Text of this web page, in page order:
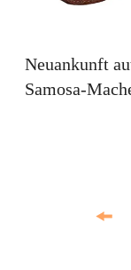
Neuankunft
Samosa-